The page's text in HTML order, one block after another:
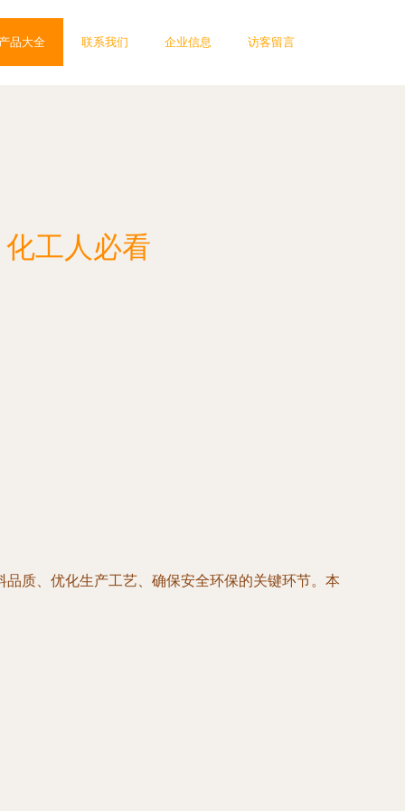
产品大全 联系我们 企业信息 访客留言
工人必看
质、优化生产工艺、确保安全环保的关键环节。本